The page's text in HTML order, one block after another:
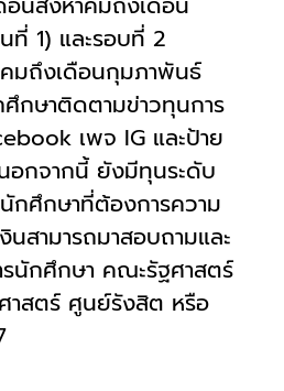
ที่ 1) และรอบที่ 2
คมถึงเดือนกุมภาพันธ์
กษาติดตามข่าวทุนการ
เพจ IG และป้าย
อกจากนี้ ยังมีทุนระดับ
กศึกษาที่ต้องการความ
นสามารถมาสอบถามและ
นักศึกษา คณะรัฐศาสตร์
าสตร์ ศูนย์รังสิต หรือ